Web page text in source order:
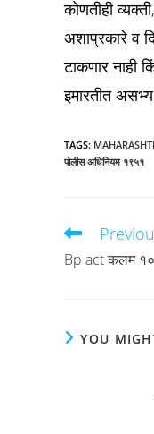
कोणतीही
अशाप्रकारे व
टाकणार नाही
इमारतीत असभ्य
TAGS:
पोलीस अधिनियम १९५१
Read
articles
Bp act कलम
YOU